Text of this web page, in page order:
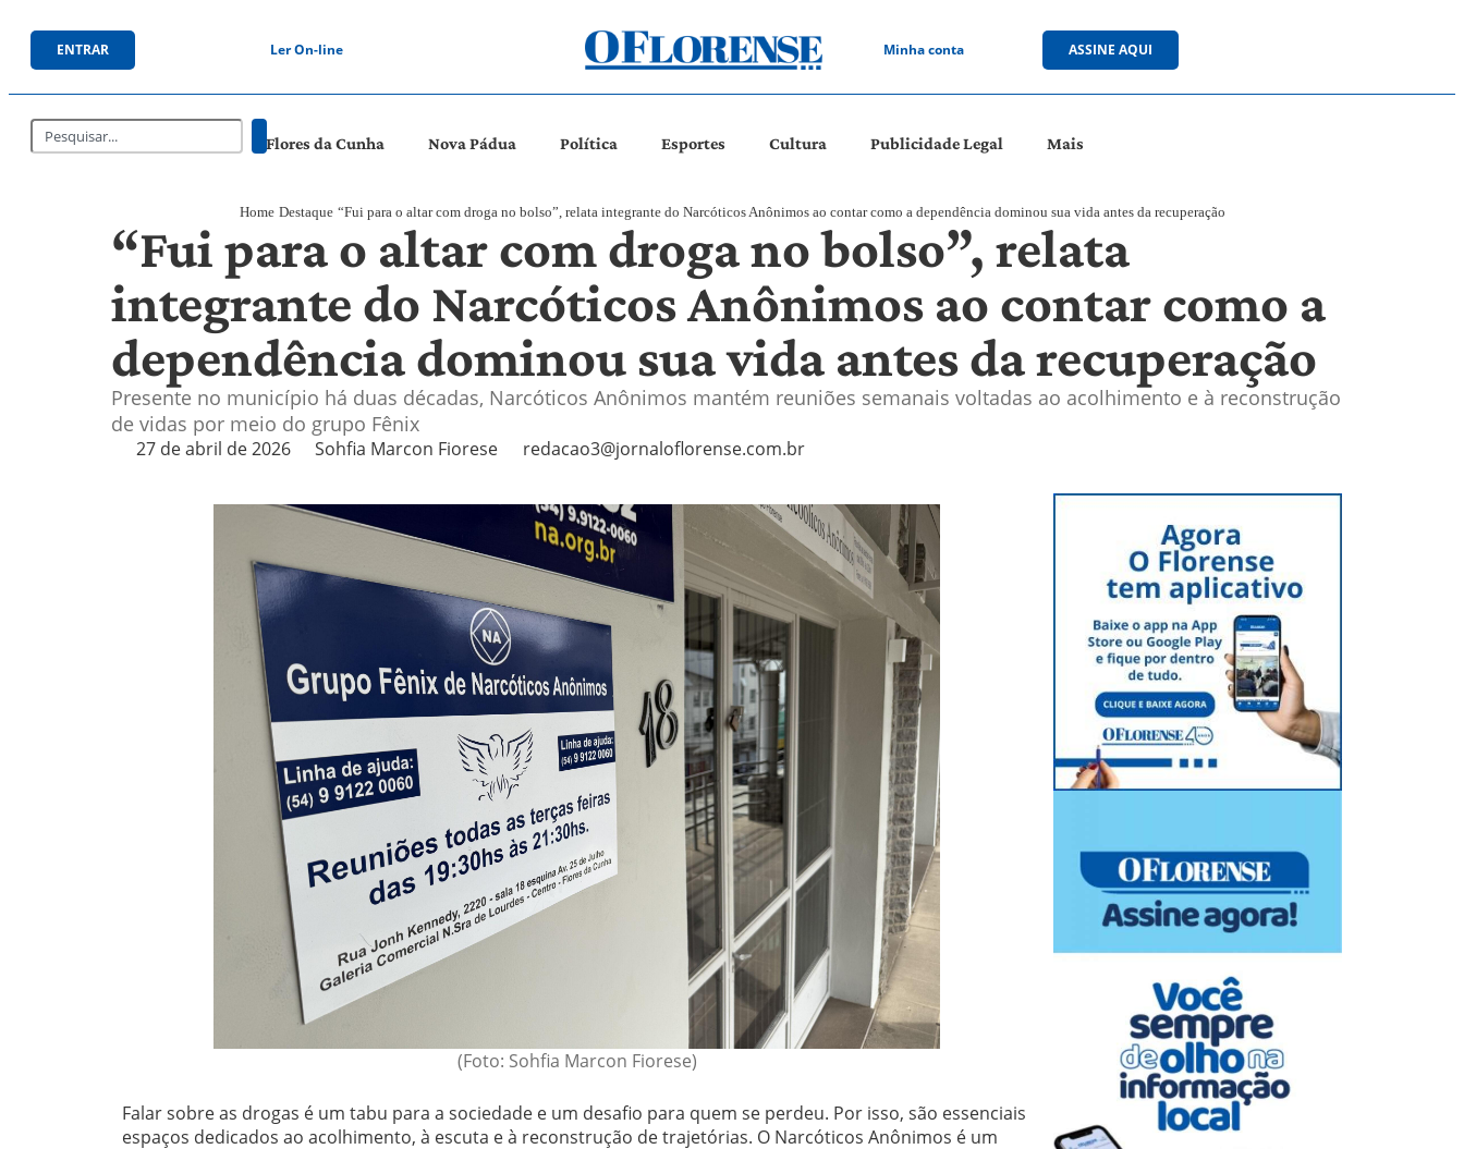
ENTRAR Ler On-line Minha conta ASSINE AQUI
Flores da Cunha Nova Pádua Política Esportes Cultura Publicidade Legal Mais
Home Destaque “Fui para o altar com droga no bolso”, relata integrante do Narcóticos Anônimos ao contar como a dependência dominou sua vida antes da recuperação
“Fui para o altar com droga no bolso”, relata
integrante do Narcóticos Anônimos ao contar como a
dependência dominou sua vida antes da recuperação
Presente no município há duas décadas, Narcóticos Anônimos mantém reuniões semanais voltadas ao acolhimento e à reconstrução
de vidas por meio do grupo Fênix
27 de abril de 2026 Sohfia Marcon Fiorese redacao3@jornaloflorense.com.br
(Foto: Sohfia Marcon Fiorese)
Falar sobre as drogas é um tabu para a sociedade e um desafio para quem se perdeu. Por isso, são essenciais
espaços dedicados ao acolhimento, à escuta e à reconstrução de trajetórias. O Narcóticos Anônimos é um